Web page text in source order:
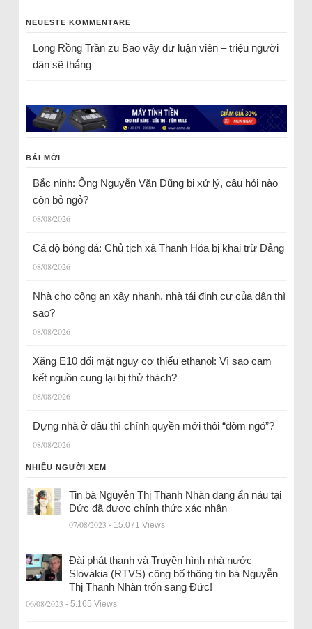
NEUESTE KOMMENTARE
Long Rồng Trầnzu Bao vây dư luận viên – triệu người
dân sẽ thắng
BÀI MỚI
Bắc ninh: Ông Nguyễn Văn Dũng bị xử lý, câu hỏi nào
còn bỏ ngỏ?
08/08/2026
Cá độ bóng đá: Chủ tịch xã Thanh Hóa bị khai trừ Đảng
08/08/2026
Nhà cho công an xây nhanh, nhà tái định cư của dân thì
sao?
08/08/2026
Xăng E10 đối mặt nguy cơ thiếu ethanol: Vì sao cam
kết nguồn cung lại bị thử thách?
08/08/2026
Dựng nhà ở đâu thì chính quyền mới thôi “dòm ngó”?
08/08/2026
NHIỀU NGƯỜI XEM
Tin bà Nguyễn Thị Thanh Nhàn đang ẩn náu tại
Đức đã được chính thức xác nhận
07/08/2023 - 15.071 Views
Đài phát thanh và Truyền hình nhà nước
Slovakia (RTVS) công bố thông tin bà Nguyễn
Thị Thanh Nhàn trốn sang Đức!
06/08/2023 - 5.165 Views